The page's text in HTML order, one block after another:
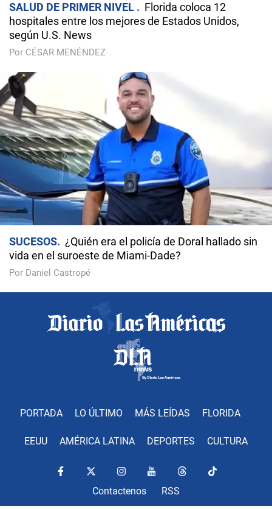
SALUD DE PRIMER NIVEL
Florida coloca 12
hospitales entre los mejores de Estados Unidos,
según U.S. News
Por CÉSAR MENÉNDEZ
SUCESOS
¿Quién era el policía de Doral hallado sin
vida en el suroeste de Miami-Dade?
Por Daniel Castropé
PORTADA LO ÚLTIMO MÁS LEÍDAS FLORIDA
EEUU AMÉRICA LATINA DEPORTES CULTURA
Contactenos RSS